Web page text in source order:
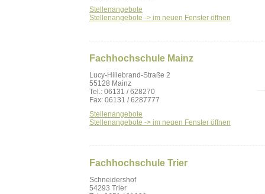
Stellenangebote
Stellenangebote -> im neuen Fenster öffnen
Fachhochschule Mainz
Lucy-Hillebrand-Straße 2
55128 Mainz
Tel.: 06131 / 628270
Fax: 06131 / 6287777
Stellenangebote
Stellenangebote -> im neuen Fenster öffnen
Fachhochschule Trier
Schneidershof
54293 Trier